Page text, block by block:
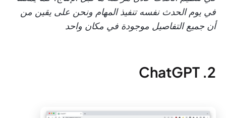
في يوم الحدث نفسه تنفيذ المهام ونحن على يقين من
أن جميع التفاصيل موجودة في مكان واحد
2. ChatGPT